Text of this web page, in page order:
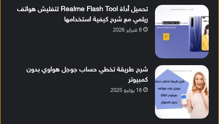
تحميل أداة Realme Flash Tool لتفليش هواتف
ريلمي مع شرح كيفية استخدامها
8 فبراير 2026
شرح طريقة تخطي حساب جوجل هواوي بدون
كمبيوتر
18 يوليو 2025